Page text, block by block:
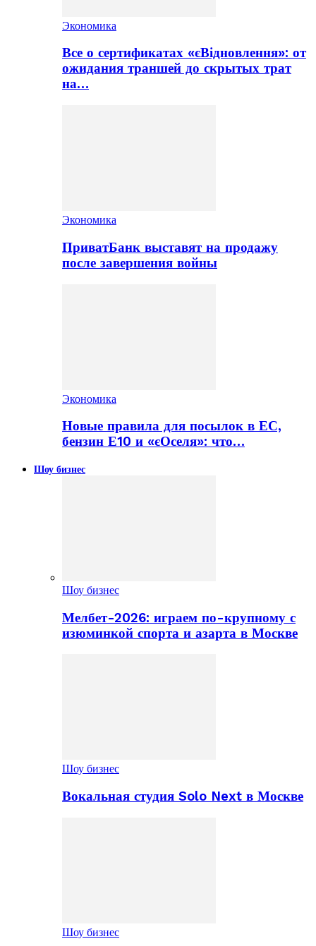
Экономика
Все о сертификатах «єВідновлення»: от
ожидания траншей до скрытых трат
на…
Экономика
ПриватБанк выставят на продажу
после завершения войны
Экономика
Новые правила для посылок в ЕС,
бензин Е10 и «єОселя»: что…
Шоу бизнес
Шоу бизнес
Мелбет-2026: играем по-крупному с
изюминкой спорта и азарта в Москве
Шоу бизнес
Вокальная студия Solo Next в Москве
Шоу бизнес